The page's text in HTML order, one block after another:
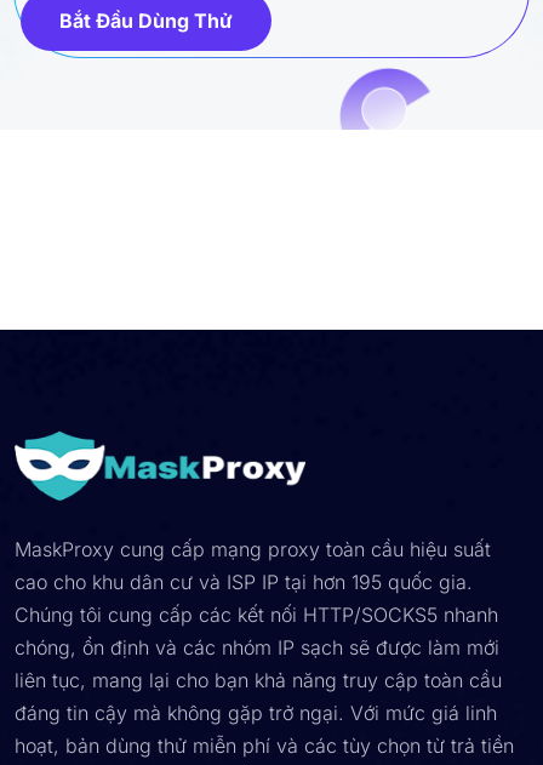
Bắt Đầu Dùng Thử
MaskProxy cung cấp mạng proxy toàn cầu hiệu suất
cao cho khu dân cư và ISP IP tại hơn 195 quốc gia.
Chúng tôi cung cấp các kết nối HTTP/SOCKS5 nhanh
chóng, ổn định và các nhóm IP sạch sẽ được làm mới
liên tục, mang lại cho bạn khả năng truy cập toàn cầu
đáng tin cậy mà không gặp trở ngại. Với mức giá linh
hoạt, bản dùng thử miễn phí và các tùy chọn từ trả tiền